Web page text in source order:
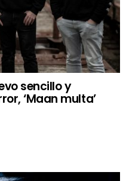
sencillo y
‘Maan multa’